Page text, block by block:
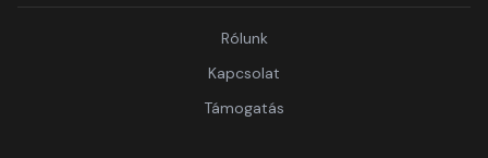
Rólunk
Kapcsolat
Támogatás